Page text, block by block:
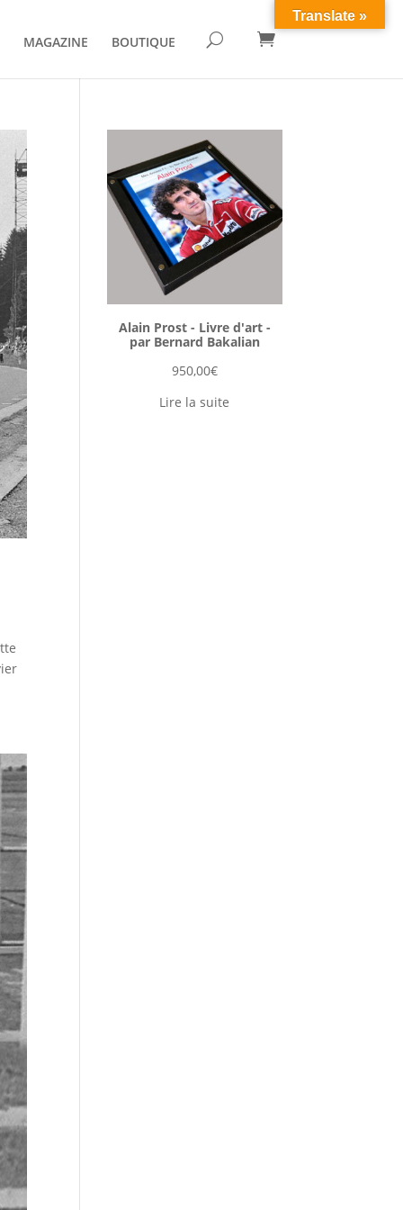
MAGAZINE BOUTIQUE U 
Alain Prost - Livre d'art -
par Bernard Bakalian
950,00€
Lire la suite
Translate »